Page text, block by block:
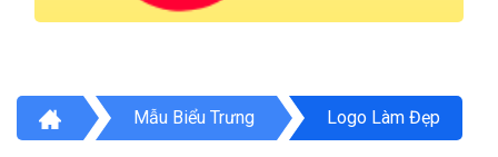
Mẫu Biểu Trưng Logo Làm Đẹp